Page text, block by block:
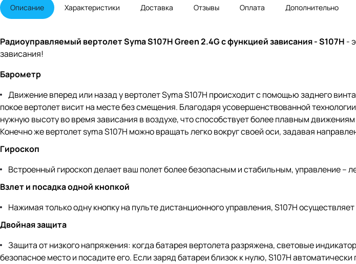
Описание Характеристики Доставка Отзывы Оплата Дополнительно
Радиоуправляемый вертолет Syma S107H Green 2.4G с функцией зависания - S107H -
зависания!
Барометр
Движение вперед или назад у вертолет Syma S107H происходит с помощью заднего
покое вертолет висит на месте без смещения. Благодаря усовершенствованной
нужную высоту во время зависания в воздухе, что способствует более плавным
Конечно же вертолет syma S107H можно вращать легко вокруг своей оси, задавая
Гироскоп
Встроенный гироскоп делает ваш полет более безопасным и стабильным, управление –
Взлет и посадка одной кнопкой
Нажимая только одну кнопку на пульте дистанционного управления, S107H
Двойная защита
Защита от низкого напряжения: когда батарея вертолета разряжена, световые
безопасное место и посадите его. Если заряд батареи близок к нулю, S107H